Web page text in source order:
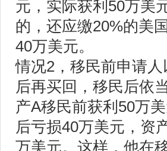
元，实际获利50万美
的，还应缴20%的美
40万美元。
情况2，移民前申请
后再买回，移民后依
产A移民前获利50万
后亏损40万美元，资
万美元。这样，他在